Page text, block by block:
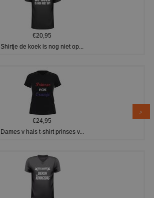
€20,95
Shirtje de koek is nog niet op...
€24,95
Dames v hals t-shirt prinses v...